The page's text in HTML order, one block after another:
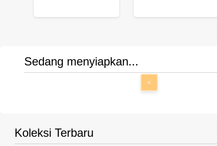
Sedang menyiapkan...
<
Koleksi Terbaru